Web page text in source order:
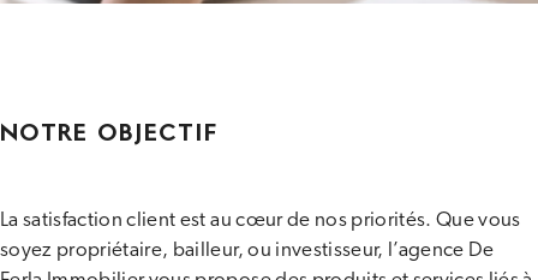
NOTRE OBJECTIF
La satisfaction client est au cœur de nos priorités. Que vous
soyez propriétaire, bailleur, ou investisseur, l’agence De